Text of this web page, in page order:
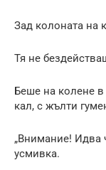
Зад колоната на
Тя не
Беше на колене
кал, с жълти
„Внимание! Идва
усмивка.